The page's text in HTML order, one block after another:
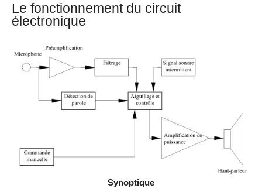
Le fonctionnement du circuit
électronique
Synoptique